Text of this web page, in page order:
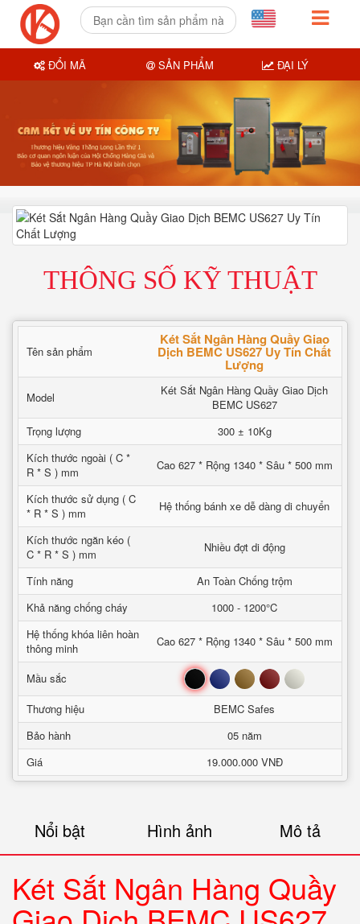
THÔNG SỐ KỸ THUẬT
Tên sản phẩm
Két Sắt Ngân Hàng Quầy Giao
Dịch BEMC US627 Uy Tín Chất
Lượng
Model
Két Sắt Ngân Hàng Quầy Giao Dịch
BEMC US627
Trọng lượng
300 ± 10Kg
Kích thước ngoài ( C *
R * S ) mm
Cao 627 * Rộng 1340 * Sâu * 500 mm
Kích thước sử dụng ( C
* R * S ) mm
Hệ thống bánh xe dễ dàng di chuyển
Kích thước ngăn kéo (
C * R * S ) mm
Nhiều đợt di động
Tính năng
An Toàn Chống trộm
Khả năng chống cháy
1000 - 1200°C
Hệ thống khóa liên hoàn
thông minh
Cao 627 * Rộng 1340 * Sâu * 500 mm
Mầu sắc Đen Xanh Nâu Đỏ Trắng
Thương hiệu
BEMC Safes
Bảo hành
05 năm
Giá
19.000.000 VNĐ
Nổi bật Hình ảnh Mô tả
Két Sắt Ngân Hàng Quầy
ĐỔI MÃ SẢN PHẨM ĐẠI LÝ